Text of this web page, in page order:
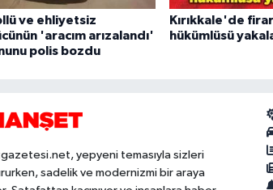
ve ehliyetsiz
'aracım arızalandı'
polis bozdu
Kırıkkale'de
hükümlüsü
yepyeni temasıyla sizleri
sadelik ve modernizmi bir araya